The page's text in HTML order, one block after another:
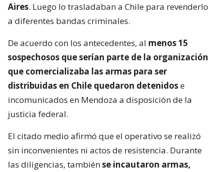
Aires. Luego lo trasladaban a Chile para revenderlo
a diferentes bandas criminales.
De acuerdo con los antecedentes, al menos 15
sospechosos que serían parte de la organización
que comercializaba las armas para ser
distribuidas en Chile quedaron detenidose
incomunicados en Mendoza a disposición de la
justicia federal.
El citado medio afirmó que el operativo se realizó
sin inconvenientes ni actos de resistencia. Durante
las diligencias, tambiénse incautaron armas,